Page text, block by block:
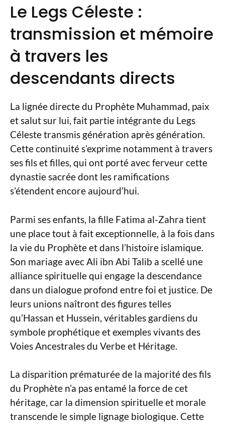
Le Legs Céleste :
transmission et mémoire
à travers les
descendants directs
La lignée directe du Prophète Muhammad, paix
et salut sur lui, fait partie intégrante du Legs
Céleste transmis génération après génération.
Cette continuité s’exprime notamment à travers
ses fils et filles, qui ont porté avec ferveur cette
dynastie sacrée dont les ramifications
s’étendent encore aujourd’hui.
Parmi ses enfants, la fille Fatima al-Zahra tient
une place tout à fait exceptionnelle, à la fois dans
la vie du Prophète et dans l’histoire islamique.
Son mariage avec Ali ibn Abi Talib a scellé une
alliance spirituelle qui engage la descendance
dans un dialogue profond entre foi et justice. De
leurs unions naîtront des figures telles
qu’Hassan et Hussein, véritables gardiens du
symbole prophétique et exemples vivants des
Voies Ancestrales du Verbe et Héritage.
La disparition prématurée de la majorité des fils
du Prophète n’a pas entamé la force de cet
héritage, car la dimension spirituelle et morale
transcende le simple lignage biologique. Cette